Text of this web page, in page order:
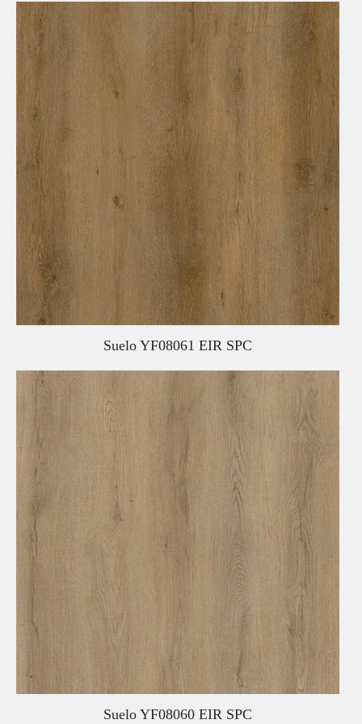
Suelo YF08061 EIR SPC
Suelo YF08060 EIR SPC